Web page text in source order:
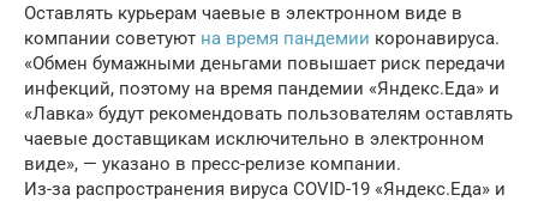
Оставлять курьерам чаевые в электронном виде в
компании советуют на время пандемии коронавируса.
«Обмен бумажными деньгами повышает риск передачи
инфекций, поэтому на время пандемии «Яндекс.Еда» и
«Лавка» будут рекомендовать пользователям оставлять
чаевые доставщикам исключительно в электронном
виде», — указано в пресс-релизе компании.
Из-за распространения вируса COVID-19 «Яндекс.Еда» и